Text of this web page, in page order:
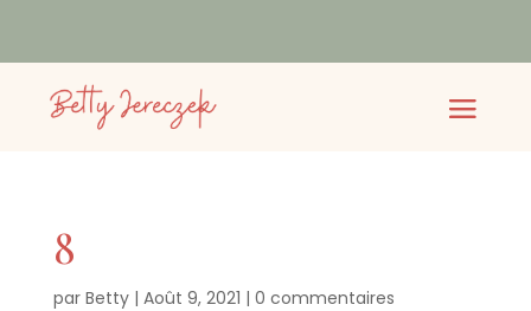
8
par Betty| Août 9, 2021 | 0 commentaires